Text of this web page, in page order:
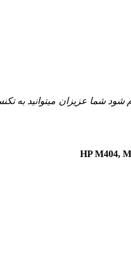
شود شما عزیزان میتوانید به